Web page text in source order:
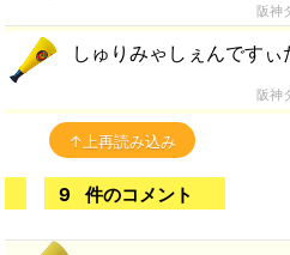
阪神
しゅりみゃしぇんですぃ
阪神
↑上再読み込み
9 件のコメント